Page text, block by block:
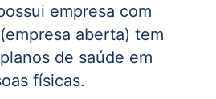
empresa com
aberta) tem
de saúde em
físicas.